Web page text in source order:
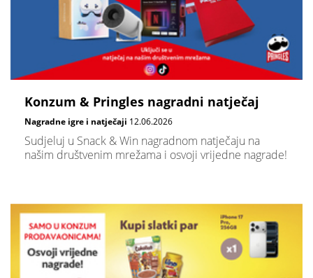
Konzum & Pringles nagradni natječaj
Nagradne igre i natječaji 12.06.2026
Sudjeluj u Snack & Win nagradnom natječaju na
našim društvenim mrežama i osvoji vrijedne nagrade!